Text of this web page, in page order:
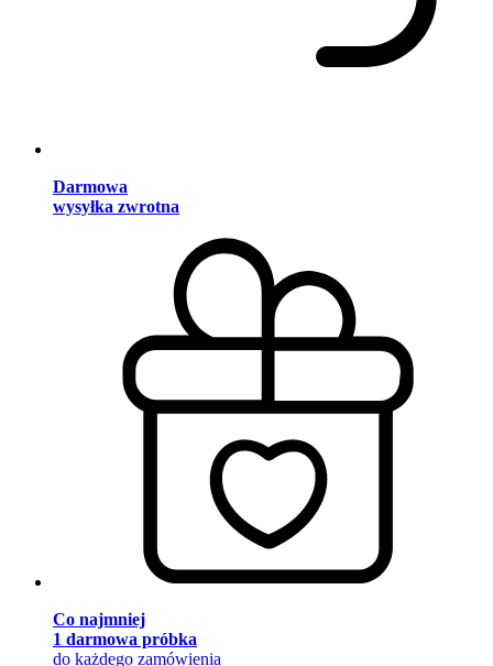
Darmowa
wysyłka zwrotna
Co najmniej
1 darmowa próbka
do każdego zamówienia